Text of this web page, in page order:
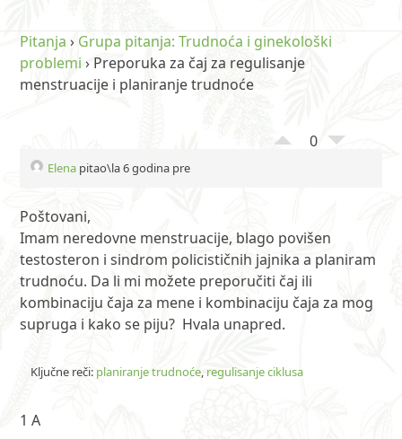
Pitanja › Grupa pitanja: Trudnoća i ginekološki
problemi › Preporuka za čaj za regulisanje
menstruacije i planiranje trudnoće
0
Elena pitao\la 6 godina pre
Poštovani,
Imam neredovne menstruacije, blago povišen
testosteron i sindrom policističnih jajnika a planiram
trudnoću. Da li mi možete preporučiti čaj ili
kombinaciju čaja za mene i kombinaciju čaja za mog
supruga i kako se piju? Hvala unapred.
Ključne reči: planiranje trudnoće, regulisanje ciklusa
1 A